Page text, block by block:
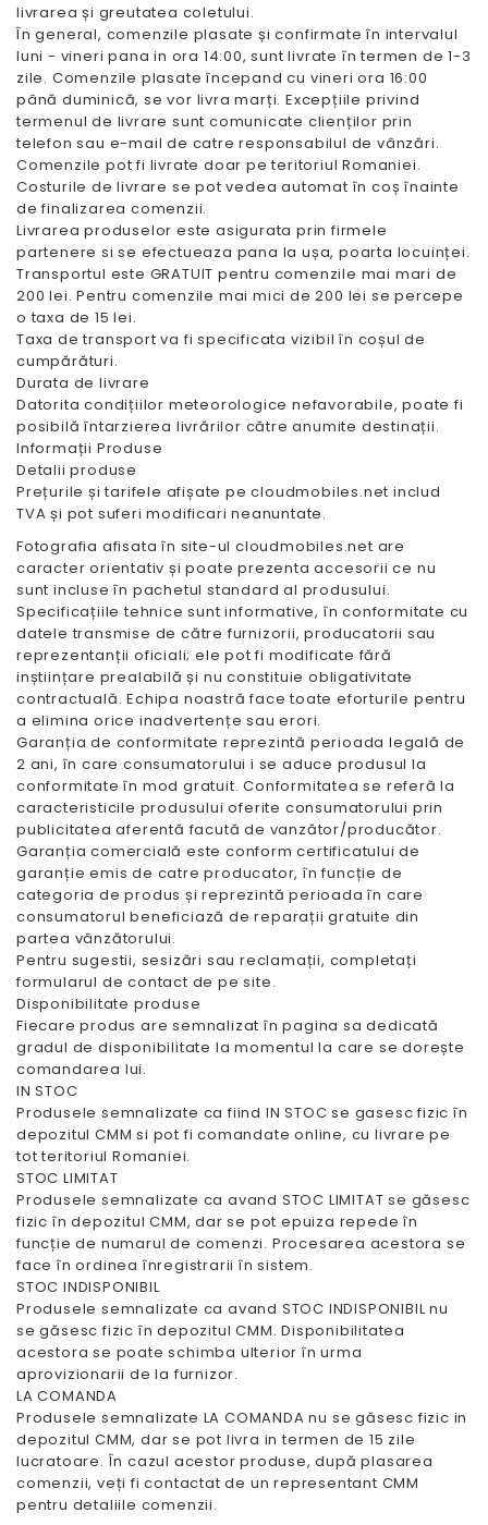
livrarea și greutatea coletului.
În general, comenzile plasate și confirmate în intervalul
luni - vineri pana in ora 14:00, sunt livrate în termen de 1-3
zile. Comenzile plasate începand cu vineri ora 16:00
până duminică, se vor livra marți. Excepțiile privind
termenul de livrare sunt comunicate clienților prin
telefon sau e-mail de catre responsabilul de vânzări.
Comenzile pot fi livrate doar pe teritoriul Romaniei.
Costurile de livrare se pot vedea automat în coș înainte
de finalizarea comenzii.
Livrarea produselor este asigurata prin firmele
partenere si se efectueaza pana la ușa, poarta locuinței.
Transportul este GRATUIT pentru comenzile mai mari de
200 lei. Pentru comenzile mai mici de 200 lei se percepe
o taxa de 15 lei.
Taxa de transport va fi specificata vizibil în coșul de
cumpărături.
Durata de livrare
Datorita condițiilor meteorologice nefavorabile, poate fi
posibilă întarzierea livrărilor către anumite destinații.
Informații Produse
Detalii produse
Prețurile și tarifele afișate pe cloudmobiles.net includ
TVA și pot suferi modificari neanuntate.
Fotografia afisata în site-ul cloudmobiles.net are
caracter orientativ și poate prezenta accesorii ce nu
sunt incluse în pachetul standard al produsului.
Specificațiile tehnice sunt informative, în conformitate cu
datele transmise de către furnizorii, producatorii sau
reprezentanții oficiali; ele pot fi modificate fără
inștiințare prealabilă și nu constituie obligativitate
contractuală. Echipa noastră face toate eforturile pentru
a elimina orice inadvertențe sau erori.
Garanția de conformitate reprezintă perioada legală de
2 ani, în care consumatorului i se aduce produsul la
conformitate în mod gratuit. Conformitatea se referă la
caracteristicile produsului oferite consumatorului prin
publicitatea aferentă facută de vanzător/producător.
Garanția comercială este conform certificatului de
garanție emis de catre producator, în funcție de
categoria de produs și reprezintă perioada în care
consumatorul beneficiază de reparații gratuite din
partea vânzătorului.
Pentru sugestii, sesizări sau reclamații, completați
formularul de contact de pe site.
Disponibilitate produse
Fiecare produs are semnalizat în pagina sa dedicată
gradul de disponibilitate la momentul la care se dorește
comandarea lui.
IN STOC
Produsele semnalizate ca fiind IN STOC se gasesc fizic în
depozitul CMM si pot fi comandate online, cu livrare pe
tot teritoriul Romaniei.
STOC LIMITAT
Produsele semnalizate ca avand STOC LIMITAT se găsesc
fizic în depozitul CMM, dar se pot epuiza repede în
funcție de numarul de comenzi. Procesarea acestora se
face în ordinea înregistrarii în sistem.
STOC INDISPONIBIL
Produsele semnalizate ca avand STOC INDISPONIBIL nu
se găsesc fizic în depozitul CMM. Disponibilitatea
acestora se poate schimba ulterior în urma
aprovizionarii de la furnizor.
LA COMANDA
Produsele semnalizate LA COMANDA nu se găsesc fizic in
depozitul CMM, dar se pot livra in termen de 15 zile
lucratoare. În cazul acestor produse, după plasarea
comenzii, veți fi contactat de un representant CMM
pentru detaliile comenzii.